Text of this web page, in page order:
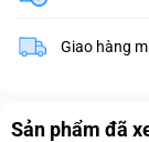
Giao hàng
Sản phẩm đã